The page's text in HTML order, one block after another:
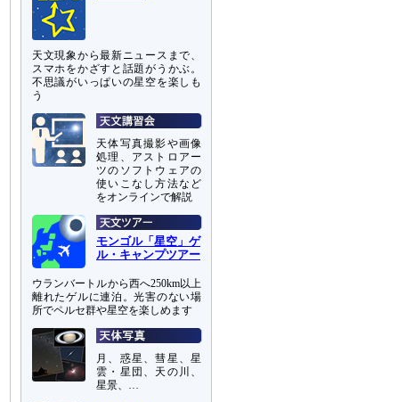
天文現象から最新ニュースまで、
スマホをかざすと話題がうかぶ。
不思議がいっぱいの星空を楽しも
う
天体写真撮影や画像
処理、アストロアー
ツのソフトウェアの
使いこなし方法など
をオンラインで解説
モンゴル「星空」ゲ
ル・キャンプツアー
ウランバートルから西へ250km以上
離れたゲルに連泊。光害のない場
所でペルセ群や星空を楽しめます
月、惑星、彗星、星
雲・星団、天の川、
星景、…